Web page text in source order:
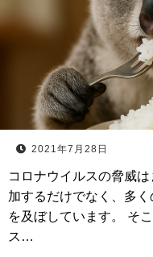
2021年7月28日
コロナウイルスの脅威
加するだけでなく、多
を及ぼしています。 そ
ス…